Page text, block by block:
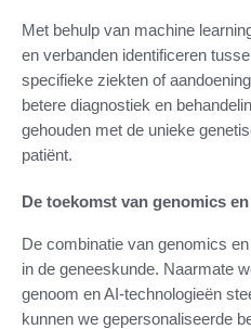
Met behulp van machine
en verbanden identificeren
specifieke ziekten of
betere diagnostiek en
gehouden met de unieke
patiënt.
De toekomst van genomics en
De combinatie van genomics
in de geneeskunde. Naarmate
genoom en AI-technologieën
kunnen we gepersonaliseerde